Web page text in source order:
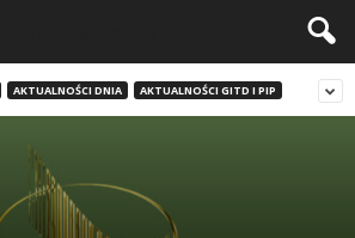
AKTUALNOŚCI DNIA AKTUALNOŚCI GITD I PIP